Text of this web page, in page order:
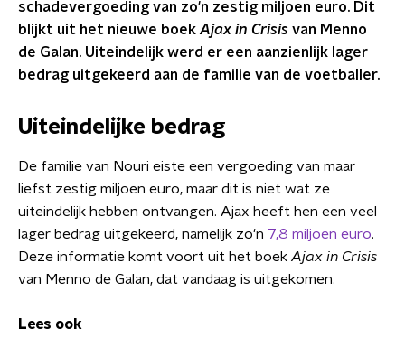
schadevergoeding van zo'n zestig miljoen euro. Dit
blijkt uit het nieuwe boek Ajax in Crisis van Menno
de Galan. Uiteindelijk werd er een aanzienlijk lager
bedrag uitgekeerd aan de familie van de voetballer.
Uiteindelijke bedrag
De familie van Nouri eiste een vergoeding van maar
liefst zestig miljoen euro, maar dit is niet wat ze
uiteindelijk hebben ontvangen. Ajax heeft hen een veel
lager bedrag uitgekeerd, namelijk zo'n 7,8 miljoen euro.
Deze informatie komt voort uit het boek Ajax in Crisis
van Menno de Galan, dat vandaag is uitgekomen.
Lees ook